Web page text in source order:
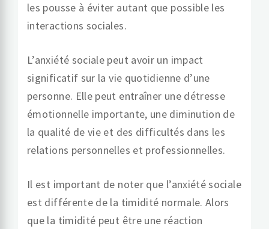
les pousse à éviter autant que possible les
interactions sociales.
L’anxiété sociale peut avoir un impact
significatif sur la vie quotidienne d’une
personne. Elle peut entraîner une détresse
émotionnelle importante, une diminution de
la qualité de vie et des difficultés dans les
relations personnelles et professionnelles.
Il est important de noter que l’anxiété sociale
est différente de la timidité normale. Alors
que la timidité peut être une réaction